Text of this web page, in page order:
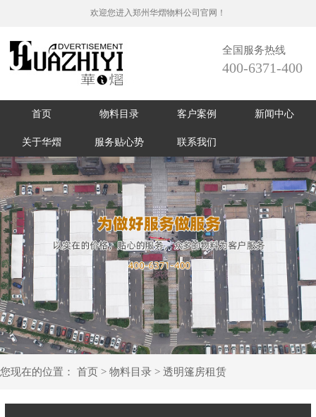
欢迎您进入郑州华熠物料公司官网！
全国服务热线
400-6371-400
首页 物料目录 客户案例 新闻中心
关于华熠 服务贴心势 联系我们
您现在的位置： 首页 > 物料目录 > 透明篷房租赁